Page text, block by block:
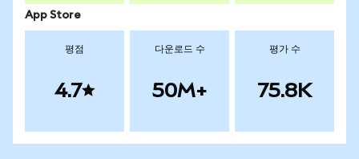
App Store
평점
4.7
다운로드 수
50M+
평가 수
75.8K